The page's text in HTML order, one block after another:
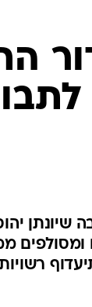
שיונתן